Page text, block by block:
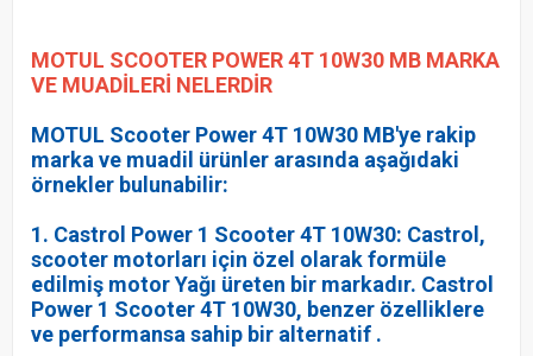
MOTUL SCOOTER POWER 4T 10W30 MB MARKA
VE MUADİLERİ NELERDİR
MOTUL Scooter Power 4T 10W30 MB'ye rakip
marka ve muadil ürünler arasında aşağıdaki
örnekler bulunabilir:
1. Castrol Power 1 Scooter 4T 10W30: Castrol,
scooter motorları için özel olarak formüle
edilmiş motor Yağı üreten bir markadır. Castrol
Power 1 Scooter 4T 10W30, benzer özelliklere
ve performansa sahip bir alternatif .